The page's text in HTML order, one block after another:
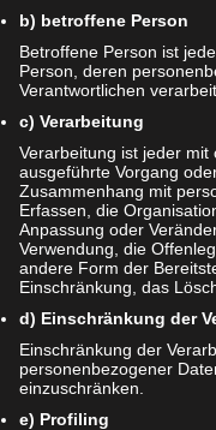
wird nicht
b) betroffene Person
Betroffene Person ist
Person, deren
Verantwortlichen
c) Verarbeitung
Verarbeitung ist jeder
ausgeführte Vorgang
Zusammenhang mit
Erfassen, die
Anpassung oder
Verwendung, die
andere Form der
Einschränkung, das
d) Einschränkung der
Einschränkung der
personenbezogener
einzuschränken.
e) Profiling